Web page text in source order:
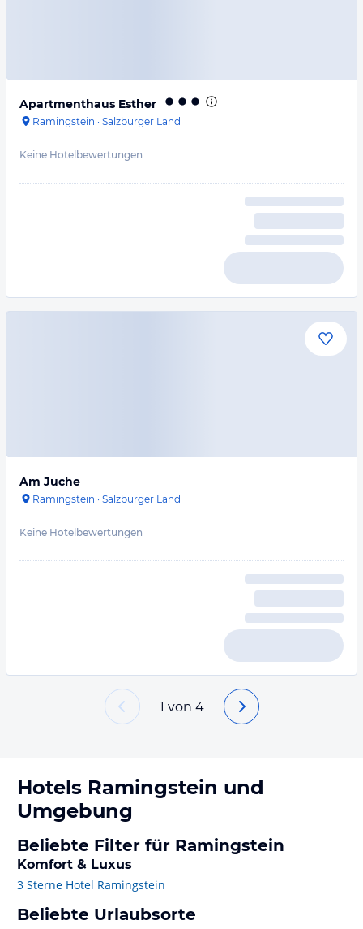
Apartmenthaus Esther
Ramingstein · Salzburger Land
Keine Hotelbewertungen
Am Juche
Ramingstein · Salzburger Land
Keine Hotelbewertungen
1 von 4
Hotels Ramingstein und
Umgebung
Beliebte Filter für Ramingstein
Komfort & Luxus
3 Sterne Hotel Ramingstein
Beliebte Urlaubsorte